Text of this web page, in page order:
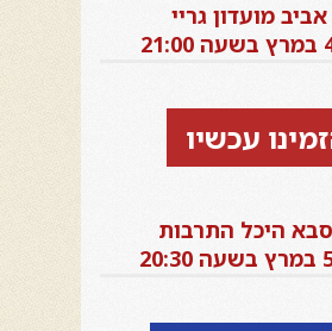
מועדון גריי
עכשיו
היכל התרבות